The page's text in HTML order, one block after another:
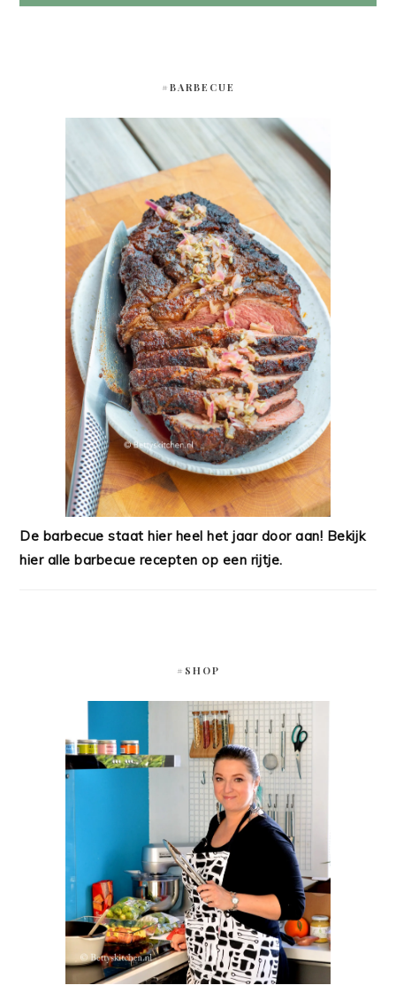
#BARBECUE
De barbecue staat hier heel het jaar door aan! Bekijk
hier alle barbecue recepten op een rijtje.
#SHOP